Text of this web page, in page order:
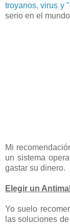
troyanos, virus y
serio en el
Mi
un sistema
gastar su dinero.
Elegir un
Yo suelo
las soluciones de